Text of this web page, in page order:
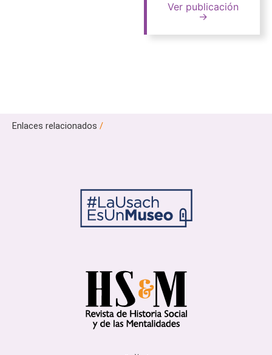
Ver publicación
→
Enlaces relacionados /